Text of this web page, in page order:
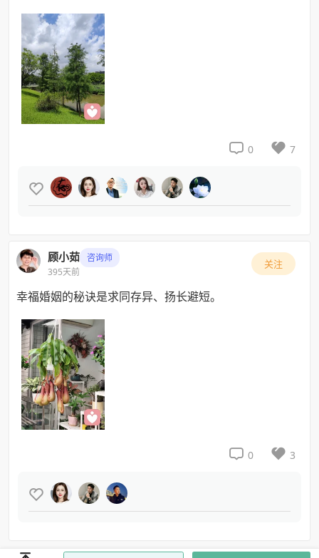
 0  7

顾小茹
咨询师
395天前
关注
幸福婚姻的秘诀是求同存异、扬长避短。
 0  3
